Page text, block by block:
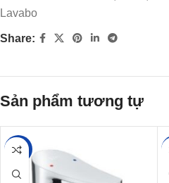
Lavabo
Share:
Sản phẩm tương tự
-20%